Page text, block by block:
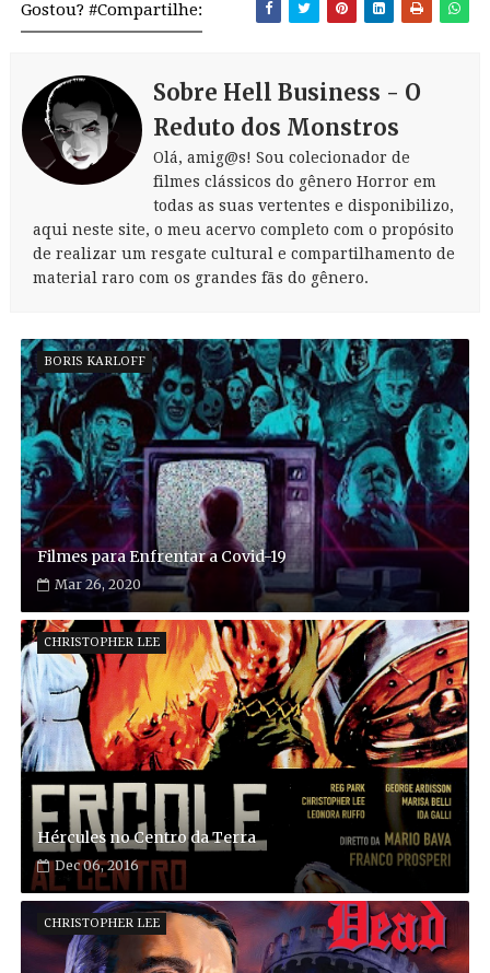
Gostou? #Compartilhe:
Sobre Hell Business - O
Reduto dos Monstros
Olá, amig@s! Sou colecionador de
filmes clássicos do gênero Horror em
todas as suas vertentes e disponibilizo,
aqui neste site, o meu acervo completo com o propósito
de realizar um resgate cultural e compartilhamento de
material raro com os grandes fãs do gênero.
BORIS KARLOFF
Filmes para Enfrentar a Covid-19
Mar 26, 2020
CHRISTOPHER LEE
Hércules no Centro da Terra
Dec 06, 2016
CHRISTOPHER LEE